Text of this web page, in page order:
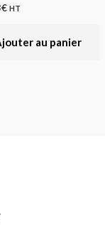
€ HT
au panier